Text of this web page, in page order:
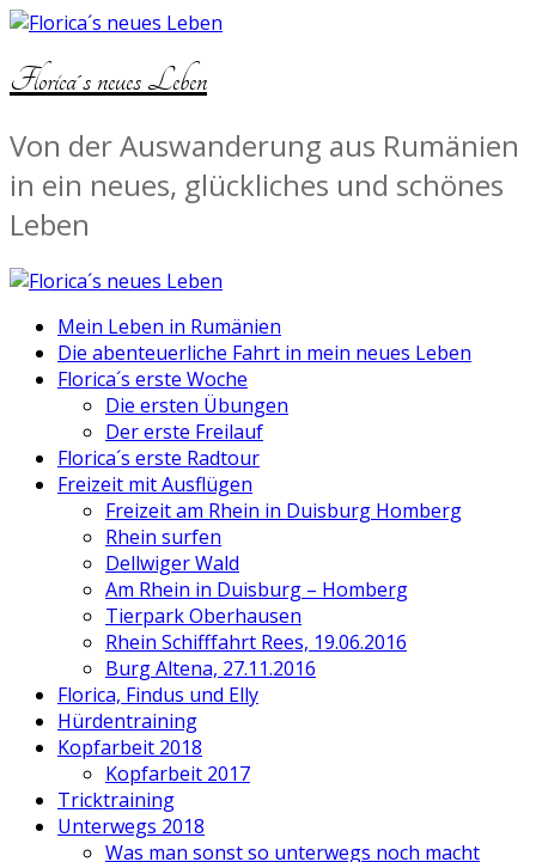
Florica´s neues Leben
Von der Auswanderung aus Rumänien
in ein neues, glückliches und schönes
Leben
Mein Leben in Rumänien
Die abenteuerliche Fahrt in mein neues Leben
Florica´s erste Woche
Die ersten Übungen
Der erste Freilauf
Florica´s erste Radtour
Freizeit mit Ausflügen
Freizeit am Rhein in Duisburg Homberg
Rhein surfen
Dellwiger Wald
Am Rhein in Duisburg – Homberg
Tierpark Oberhausen
Rhein Schifffahrt Rees, 19.06.2016
Burg Altena, 27.11.2016
Florica, Findus und Elly
Hürdentraining
Kopfarbeit 2018
Kopfarbeit 2017
Tricktraining
Unterwegs 2018
Was man sonst so unterwegs noch macht